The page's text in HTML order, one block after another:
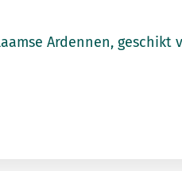
Ardennen, geschikt